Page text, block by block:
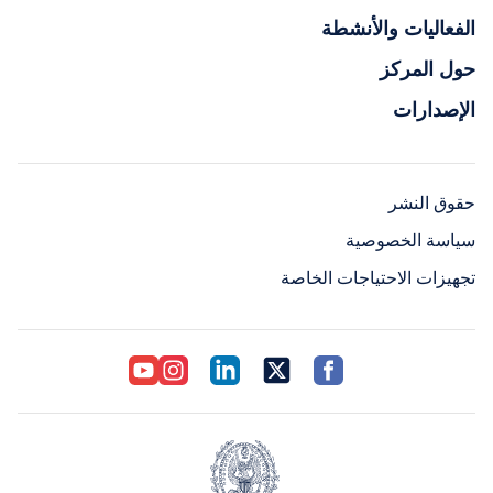
الفعاليات والأنشطة
حول المركز
الإصدارات
حقوق النشر
سياسة الخصوصية
تجهيزات الاحتياجات الخاصة